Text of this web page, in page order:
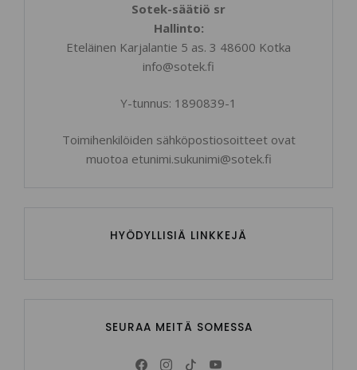
Sotek-säätiö sr
Hallinto:
Eteläinen Karjalantie 5 as. 3 48600 Kotka
info@sotek.fi
Y-tunnus: 1890839-1
Toimihenkilöiden sähköpostiosoitteet ovat
muotoa etunimi.sukunimi@sotek.fi
HYÖDYLLISIÄ LINKKEJÄ
SEURAA MEITÄ SOMESSA